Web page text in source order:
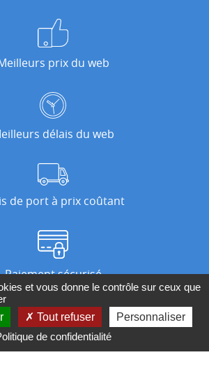
prix du web
délais du web
de port à prix coûtant
Paiement sécurisé
Nos magasins
et vous donne le contrôle sur ceux que
Tout refuser
Personnaliser
de confidentialité